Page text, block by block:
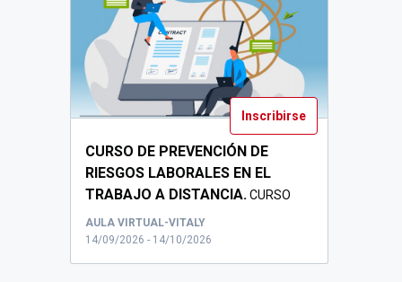
Inscribirse
CURSO DE PREVENCIÓN DE
RIESGOS LABORALES EN EL
TRABAJO A DISTANCIA.CURSO
PRL PARA PERSONAL DE LA URJC ...
AULA VIRTUAL-VITALY
14/09/2026 - 14/10/2026